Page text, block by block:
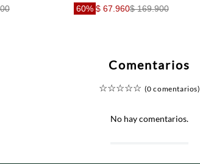
60% $ 67.960$ 169.900
Comentarios
☆☆☆☆☆ (0 comentarios)
No hay comentarios.